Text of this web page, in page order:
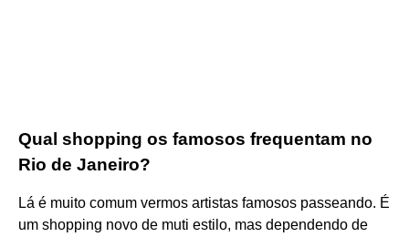
Qual shopping os famosos frequentam no
Rio de Janeiro?
Lá é muito comum vermos artistas famosos passeando. É
um shopping novo de muti estilo, mas dependendo de